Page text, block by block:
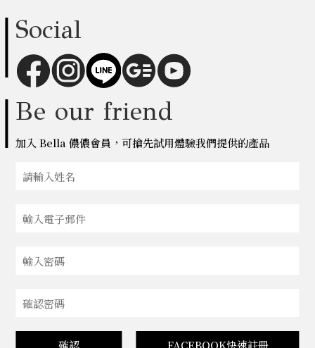
Social
Be our friend
加入 Bella 儂儂會員，可搶先試用體驗我們提供的產品